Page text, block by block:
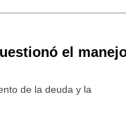
el
de la deuda y la